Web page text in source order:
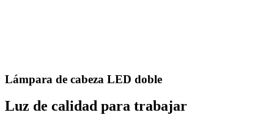
Lámpara de cabeza LED doble
Luz de calidad para trabajar